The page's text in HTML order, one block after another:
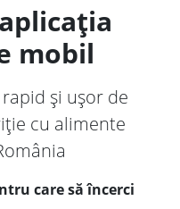
mobil
rapid și ușor de
cu alimente
care să încerci